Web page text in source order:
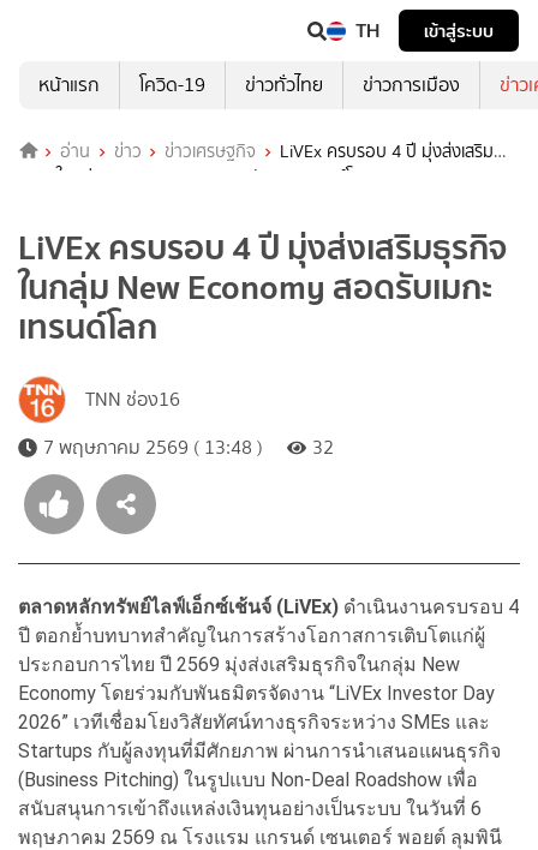
TH
เข้าสู่ระบบ
หน้าแรก
โควิด-19 ข่าวทั่วไทย ข่าวการเมือง ข่าว
อ่าน ข่าว ข่าวเศรษฐกิจ
LiVEx ครบรอบ 4 ปี มุ่งส่งเสริม
ธุรกิจในกลุ่ม New Economy สอดรับเมกะเทรนด์โลก
LiVEx ครบรอบ 4 ปี มุ่งส่งเสริมธุรกิจ
ในกลุ่ม New Economy สอดรับเมกะ
เทรนด์โลก
TNN ช่อง16
7 พฤษภาคม 2569 ( 13:48 )
32
ตลาดหลักทรัพย์ไลฟ์เอ็กซ์เช้นจ์ (LiVEx) ดำเนินงานครบรอบ 4
ปี ตอกย้ำบทบาทสำคัญในการสร้างโอกาสการเติบโตแก่ผู้
ประกอบการไทย ปี 2569 มุ่งส่งเสริมธุรกิจในกลุ่ม New
Economy โดยร่วมกับพันธมิตรจัดงาน “LiVEx Investor Day
2026” เวทีเชื่อมโยงวิสัยทัศน์ทางธุรกิจระหว่าง SMEs และ
Startups กับผู้ลงทุนที่มีศักยภาพ ผ่านการนำเสนอแผนธุรกิจ
(Business Pitching) ในรูปแบบ Non-Deal Roadshow เพื่อ
สนับสนุนการเข้าถึงแหล่งเงินทุนอย่างเป็นระบบ ในวันที่ 6
พฤษภาคม 2569 ณ โรงแรม แกรนด์ เซนเตอร์ พอยต์ ลุมพินี